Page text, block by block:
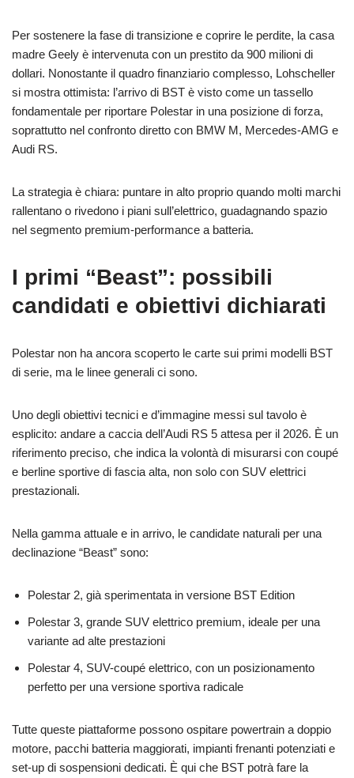
Per sostenere la fase di transizione e coprire le perdite, la casa
madre Geely è intervenuta con un prestito da 900 milioni di
dollari. Nonostante il quadro finanziario complesso, Lohscheller
si mostra ottimista: l’arrivo di BST è visto come un tassello
fondamentale per riportare Polestar in una posizione di forza,
soprattutto nel confronto diretto con BMW M, Mercedes-AMG e
Audi RS.
La strategia è chiara: puntare in alto proprio quando molti marchi
rallentano o rivedono i piani sull’elettrico, guadagnando spazio
nel segmento premium-performance a batteria.
I primi “Beast”: possibili
candidati e obiettivi dichiarati
Polestar non ha ancora scoperto le carte sui primi modelli BST
di serie, ma le linee generali ci sono.
Uno degli obiettivi tecnici e d’immagine messi sul tavolo è
esplicito: andare a caccia dell’Audi RS 5 attesa per il 2026. È un
riferimento preciso, che indica la volontà di misurarsi con coupé
e berline sportive di fascia alta, non solo con SUV elettrici
prestazionali.
Nella gamma attuale e in arrivo, le candidate naturali per una
declinazione “Beast” sono:
Polestar 2, già sperimentata in versione BST Edition
Polestar 3, grande SUV elettrico premium, ideale per una
variante ad alte prestazioni
Polestar 4, SUV-coupé elettrico, con un posizionamento
perfetto per una versione sportiva radicale
Tutte queste piattaforme possono ospitare powertrain a doppio
motore, pacchi batteria maggiorati, impianti frenanti potenziati e
set-up di sospensioni dedicati. È qui che BST potrà fare la